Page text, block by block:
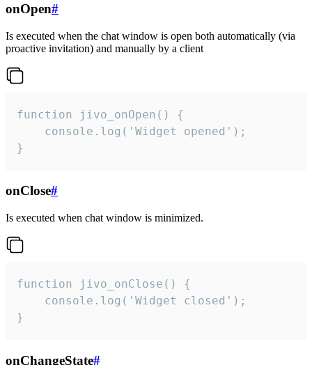
onOpen#
Is executed when the chat window is open both automatically (via
proactive invitation) and manually by a client
function jivo_onOpen() {
    console.log('Widget opened');
}
onClose#
Is executed when chat window is minimized.
function jivo_onClose() {
    console.log('Widget closed');
}
onChangeState#